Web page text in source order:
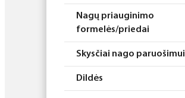
Nagų priauginimo
formelės/priedai
Skysčiai nago paruošimui
Dildės